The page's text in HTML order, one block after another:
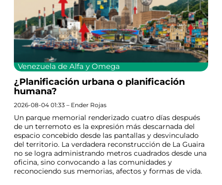
Venezuela de Alfa y Omega
¿Planificación urbana o planificación
humana?
2026-08-04 01:33 – Ender Rojas
Un parque memorial renderizado cuatro días después
de un terremoto es la expresión más descarnada del
espacio concebido desde las pantallas y desvinculado
del territorio. La verdadera reconstrucción de La Guaira
no se logra administrando metros cuadrados desde una
oficina, sino convocando a las comunidades y
reconociendo sus memorias, afectos y formas de vida.